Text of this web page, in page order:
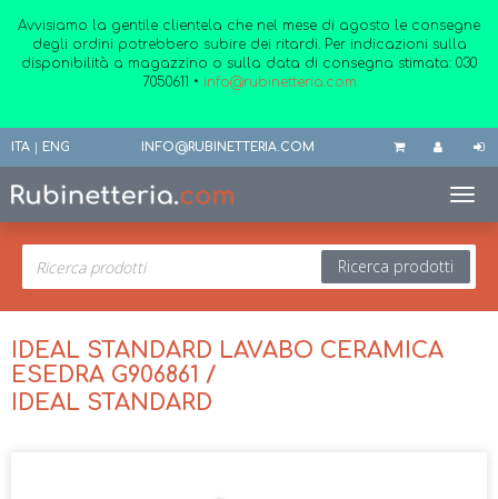
Avvisiamo la gentile clientela che nel mese di agosto le consegne
degli ordini potrebbero subire dei ritardi. Per indicazioni sulla
disponibilità a magazzino o sulla data di consegna stimata: 030
7050611 • info@rubinetteria.com
ITA | ENG INFO@RUBINETTERIA.COM
Ricerca prodotti
IDEAL STANDARD LAVABO CERAMICA
ESEDRA G906861 /
IDEAL STANDARD